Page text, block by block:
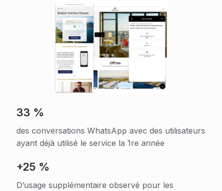
33 %
des conversations WhatsApp avec des utilisateurs
ayant déjà utilisé le service la 1re année
+25 %
D’usage supplémentaire observé pour les